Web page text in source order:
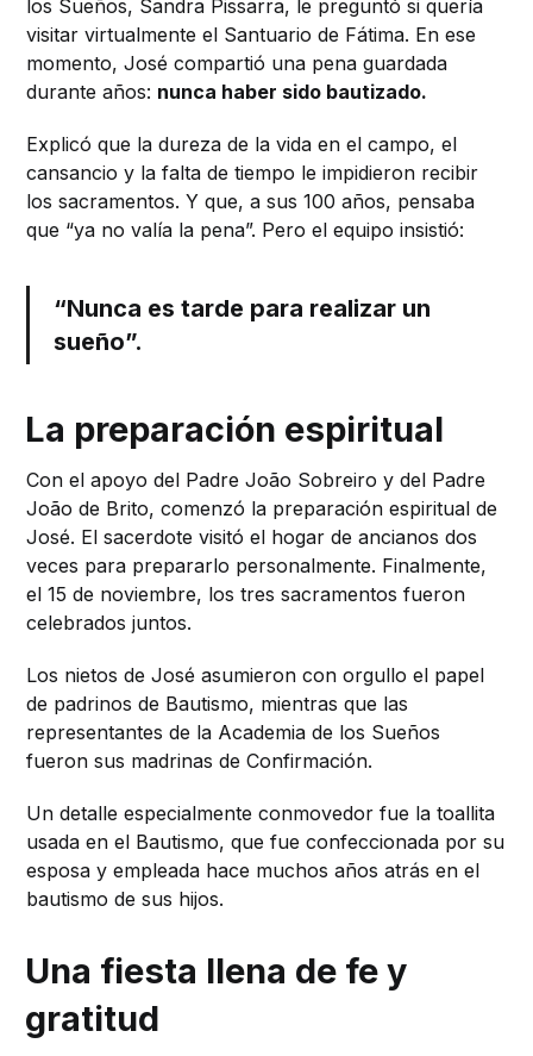
los Sueños, Sandra Pissarra, le preguntó si quería
visitar virtualmente el Santuario de Fátima. En ese
momento, José compartió una pena guardada
durante años: nunca haber sido bautizado.
Explicó que la dureza de la vida en el campo, el
cansancio y la falta de tiempo le impidieron recibir
los sacramentos. Y que, a sus 100 años, pensaba
que “ya no valía la pena”. Pero el equipo insistió:
“Nunca es tarde para realizar un
sueño”.
La preparación espiritual
Con el apoyo del Padre João Sobreiro y del Padre
João de Brito, comenzó la preparación espiritual de
José. El sacerdote visitó el hogar de ancianos dos
veces para prepararlo personalmente. Finalmente,
el 15 de noviembre, los tres sacramentos fueron
celebrados juntos.
Los nietos de José asumieron con orgullo el papel
de padrinos de Bautismo, mientras que las
representantes de la Academia de los Sueños
fueron sus madrinas de Confirmación.
Un detalle especialmente conmovedor fue la toallita
usada en el Bautismo, que fue confeccionada por su
esposa y empleada hace muchos años atrás en el
bautismo de sus hijos.
Una fiesta llena de fe y
gratitud